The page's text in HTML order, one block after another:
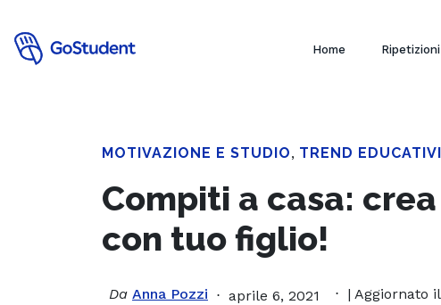
Home
MOTIVAZIONE E STUDIO, TREND EDUCATIVI
Compiti a casa:
con tuo figlio!
Da Anna Pozzi aprile 6, 2021 | Aggiornato